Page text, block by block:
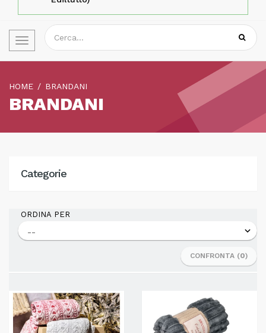
Toggle
navigation
HOME BRANDANI
BRANDANI
Categorie
ORDINA PER
CONFRONTA (0)